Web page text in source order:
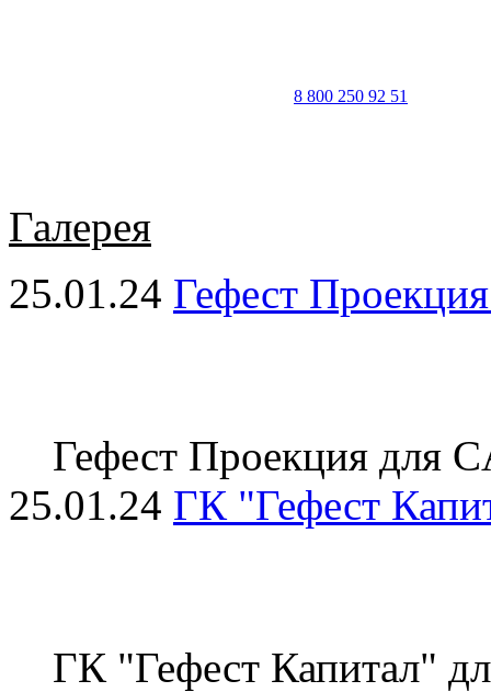
8 800 250 92 51
Галерея
25.01.24 Гефест
Гефест Проекция для
25.01.24 ГК "Гефест
ГК "Гефест Капитал"